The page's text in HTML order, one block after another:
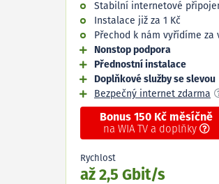
Stabilní internetové
Instalace již za 1 Kč
Přechod k nám vyřídíme za
Nonstop podpora
Přednostní instalace
Doplňkové služby se slevou
Bezpečný internet zdarma
Bonus 150 Kč měsíčně
na WIA TV a doplňky
Rychlost
až 2,5 Gbit/s